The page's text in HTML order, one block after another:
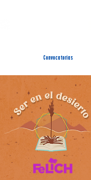
Convocatorias